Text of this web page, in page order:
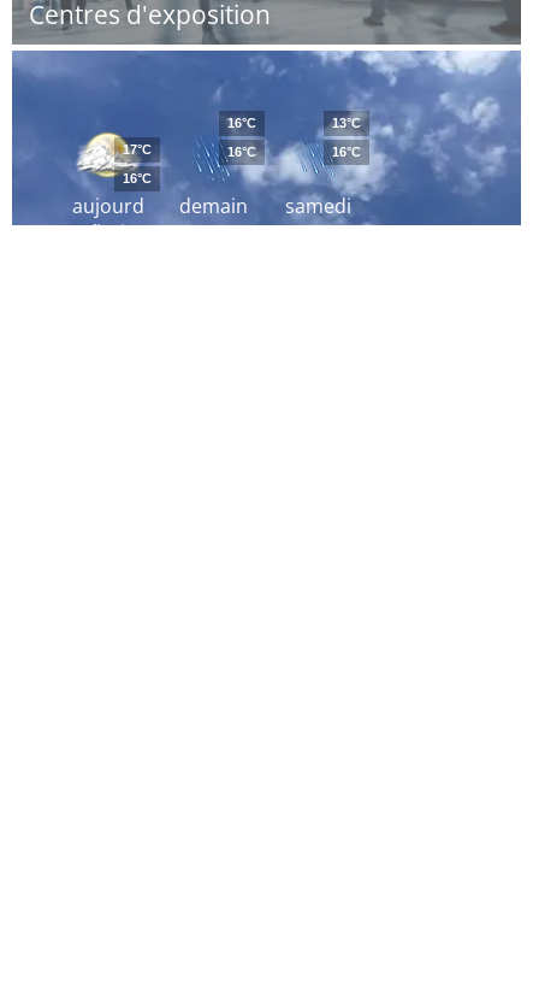
Centres d'exposition
aujourd
´hui
17°C
16°C
demain
16°C
16°C
samedi
13°C
16°C